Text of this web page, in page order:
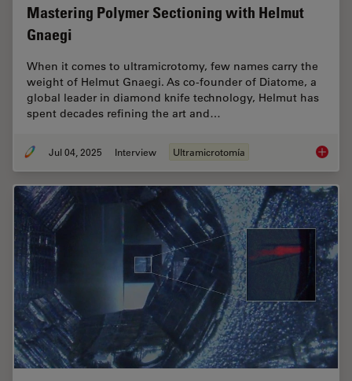
Mastering Polymer Sectioning with Helmut
Gnaegi
When it comes to ultramicrotomy, few names carry the
weight of Helmut Gnaegi. As co-founder of Diatome, a
global leader in diamond knife technology, Helmut has
spent decades refining the art and…
Jul 04, 2025 Interview Ultramicrotomía